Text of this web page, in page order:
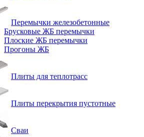
Перемычки железобетонные
Брусковые ЖБ перемычки
Плоские ЖБ перемычки
Прогоны ЖБ
Плиты для теплотрасс
Плиты перекрытия пустотные
Сваи